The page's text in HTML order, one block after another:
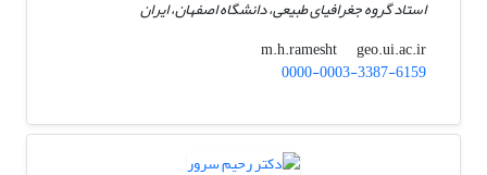
استاد گروه جغرافیای طبیعی، دانشگاه اصفهان، ایران
m.h.ramesht
geo.ui.ac.ir
0000-0003-3387-6159